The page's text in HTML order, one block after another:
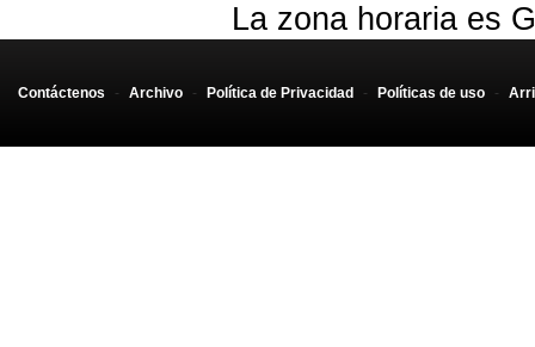
La zona horaria es
Contáctenos - Archivo - Política de Privacidad - Políticas de uso -